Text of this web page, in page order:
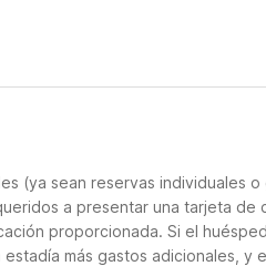
(ya sean reservas individuales
a presentar una tarjeta
proporcionada. Si el
más gastos adicionales, y